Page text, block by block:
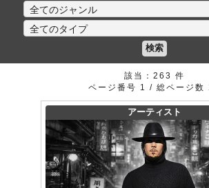
検索
該当：263 件
ページ番号 1 / 総ページ数
アーティスト